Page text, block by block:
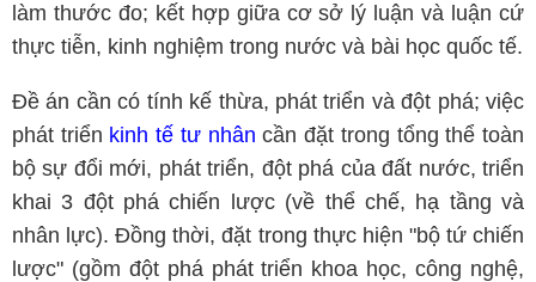
làm thước đo; kết hợp giữa cơ sở lý luận và luận cứ
thực tiễn, kinh nghiệm trong nước và bài học quốc tế.
Đề án cần có tính kế thừa, phát triển và đột phá; việc
phát triển kinh tế tư nhân cần đặt trong tổng thể toàn
bộ sự đổi mới, phát triển, đột phá của đất nước, triển
khai 3 đột phá chiến lược (về thể chế, hạ tầng và
nhân lực). Đồng thời, đặt trong thực hiện "bộ tứ chiến
lược" (gồm đột phá phát triển khoa học, công nghệ,